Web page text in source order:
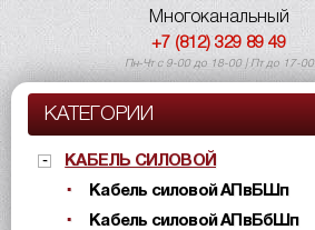
Многоканальный
+7 (812) 329 89 49
Пн-Чт с 9-00 до 18-00 | Пт до 17-00
КАТЕГОРИИ
КАБЕЛЬ СИЛОВОЙ
Кабель силовой АПвБШп
Кабель силовой АПвБбШп